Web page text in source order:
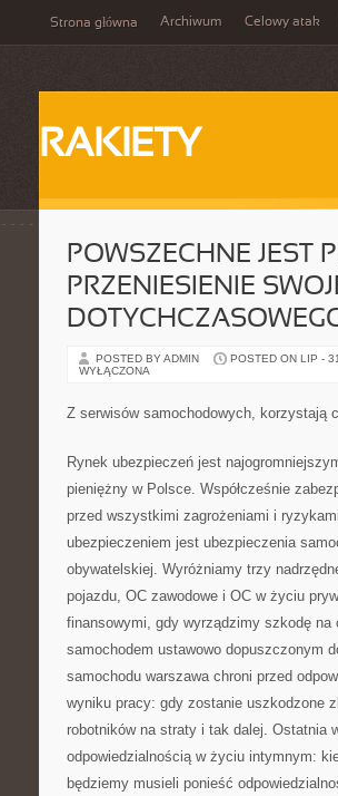
Strona główna Archiwum Celowy atak
RAKIETY
POWSZECHNE JEST
PRZENIESIENIE
POSTED BY ADMIN POSTED ON LIP -
WYŁĄCZONA
Z serwisów samochodowych, korzystają
Rynek ubezpieczeń jest
pieniężny w Polsce. Współcześnie
przed wszystkimi zagrożeniami i
ubezpieczeniem jest ubezpieczenia
obywatelskiej. Wyróżniamy trzy
pojazdu, OC zawodowe i OC w życiu
finansowymi, gdy wyrządzimy szkodę na
samochodem ustawowo dopuszczonym
samochodu warszawa chroni przed
wyniku pracy: gdy zostanie uszkodzone
robotników na straty i tak dalej. Ostatnia
odpowiedzialnością w życiu intymnym:
będziemy musieli ponieść